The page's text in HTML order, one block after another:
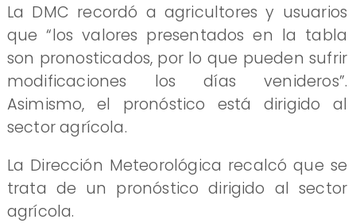
La DMC recordó a agricultores y usuarios
que “los valores presentados en la tabla
son pronosticados, por lo que pueden sufrir
modificaciones los días venideros”.
Asimismo, el pronóstico está dirigido al
sector agrícola.
La Dirección Meteorológica recalcó que se
trata de un pronóstico dirigido al sector
agrícola.